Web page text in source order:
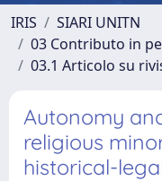
IRIS
SIARI UNITN
03 Contributo in
03.1 Articolo su
Autonomy
religious
historical-